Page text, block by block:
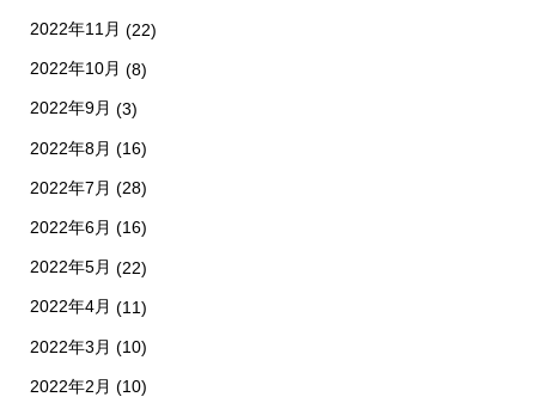
2022年11月 (22)
2022年10月 (8)
2022年9月 (3)
2022年8月 (16)
2022年7月 (28)
2022年6月 (16)
2022年5月 (22)
2022年4月 (11)
2022年3月 (10)
2022年2月 (10)